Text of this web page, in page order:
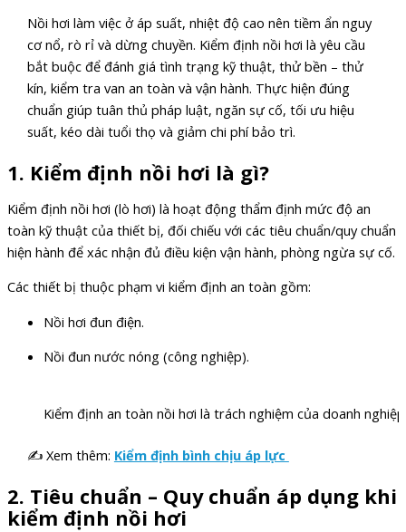
Nồi hơi làm việc ở áp suất, nhiệt độ cao nên tiềm ẩn nguy
cơ nổ, rò rỉ và dừng chuyền. Kiểm định nồi hơi là yêu cầu
bắt buộc để đánh giá tình trạng kỹ thuật, thử bền – thử
kín, kiểm tra van an toàn và vận hành. Thực hiện đúng
chuẩn giúp tuân thủ pháp luật, ngăn sự cố, tối ưu hiệu
suất, kéo dài tuổi thọ và giảm chi phí bảo trì.
1. Kiểm định nồi hơi là gì?
Kiểm định nồi hơi (lò hơi) là hoạt động thẩm định mức độ an
toàn kỹ thuật của thiết bị, đối chiếu với các tiêu chuẩn/quy chuẩn
hiện hành để xác nhận đủ điều kiện vận hành, phòng ngừa sự cố.
Các thiết bị thuộc phạm vi kiểm định an toàn gồm:
Nồi hơi đun điện.
Nồi đun nước nóng (công nghiệp).
Kiểm định an toàn nồi hơi là trách nghiệm của doanh nghiệp
✍ Xem thêm: Kiểm định bình chịu áp lực
2. Tiêu chuẩn – Quy chuẩn áp dụng khi
kiểm định nồi hơi